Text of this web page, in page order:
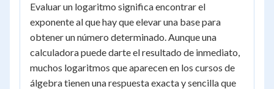
Evaluar un logaritmo significa encontrar el
exponente al que hay que elevar una base para
obtener un número determinado. Aunque una
calculadora puede darte el resultado de inmediato,
muchos logaritmos que aparecen en los cursos de
álgebra tienen una respuesta exacta y sencilla que